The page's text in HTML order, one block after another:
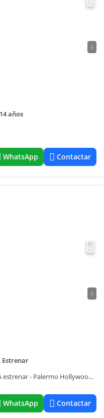
0
14 años
WhatsApp Contactar
0
Estrenar
Venta-Departamento - 2 Ambientes - A estrenar - Palermo Hollywood - Balcón
WhatsApp Contactar